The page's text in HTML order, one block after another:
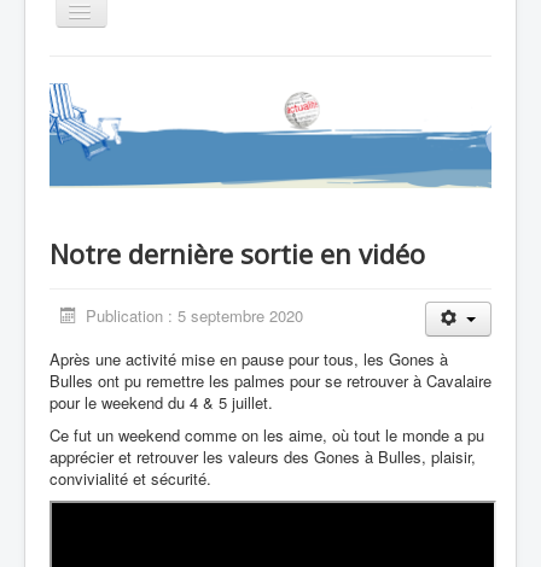
Basculer
la
Le Club
La pratique
Nos activités
Contacter le club
Notre dernière sortie en vidéo
Publication : 5 septembre 2020
Après une activité mise en pause pour tous, les Gones à
Bulles ont pu remettre les palmes pour se retrouver à Cavalaire
pour le weekend du 4 & 5 juillet.
Ce fut un weekend comme on les aime, où tout le monde a pu
apprécier et retrouver les valeurs des Gones à Bulles, plaisir,
convivialité et sécurité.